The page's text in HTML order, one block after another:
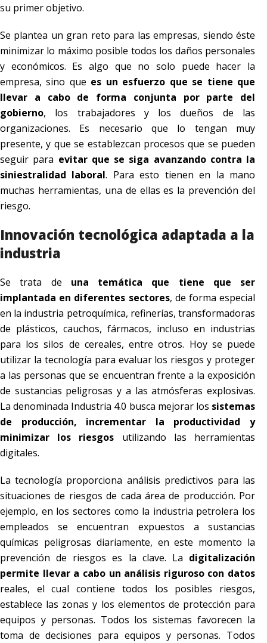
su primer objetivo.
Se plantea un gran reto para las empresas, siendo éste
minimizar lo máximo posible todos los daños personales
y económicos. Es algo que no solo puede hacer la
empresa, sino que es un esfuerzo que se tiene que
llevar a cabo de forma conjunta por parte del
gobierno, los trabajadores y los dueños de las
organizaciones. Es necesario que lo tengan muy
presente, y que se establezcan procesos que se pueden
seguir para evitar que se siga avanzando contra la
siniestralidad laboral. Para esto tienen en la mano
muchas herramientas, una de ellas es la prevención del
riesgo.
Innovación tecnológica adaptada a la
industria
Se trata de una temática que tiene que ser
implantada en diferentes sectores, de forma especial
en la industria petroquímica, refinerías, transformadoras
de plásticos, cauchos, fármacos, incluso en industrias
para los silos de cereales, entre otros. Hoy se puede
utilizar la tecnología para evaluar los riesgos y proteger
a las personas que se encuentran frente a la exposición
de sustancias peligrosas y a las atmósferas explosivas.
La denominada Industria 4.0 busca mejorar los sistemas
de producción, incrementar la productividad y
minimizar los riesgos utilizando las herramientas
digitales.
La tecnología proporciona análisis predictivos para las
situaciones de riesgos de cada área de producción. Por
ejemplo, en los sectores como la industria petrolera los
empleados se encuentran expuestos a sustancias
químicas peligrosas diariamente, en este momento la
prevención de riesgos es la clave. La digitalización
permite llevar a cabo un análisis riguroso con datos
reales, el cual contiene todos los posibles riesgos,
establece las zonas y los elementos de protección para
equipos y personas. Todos los sistemas favorecen la
toma de decisiones para equipos y personas. Todos